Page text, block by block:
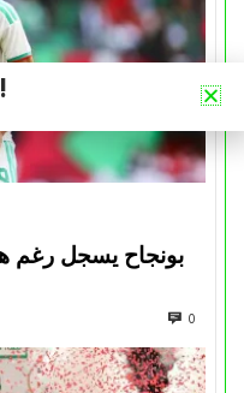
بونجاح يسجل رغم
0
اشترك في نشرتنا الإخبارية !